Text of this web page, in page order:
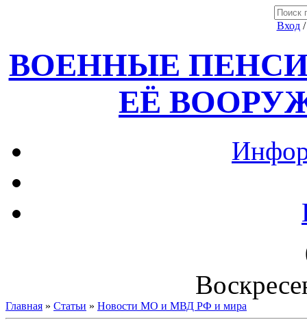
Вход
ВОЕННЫЕ
ЕЁ
Главная » Статьи » Новости МО и МВД РФ и мира